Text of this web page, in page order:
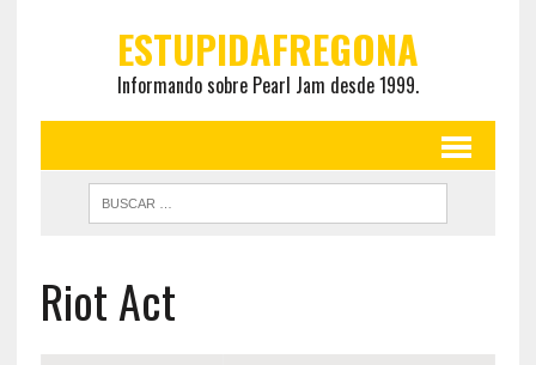
ESTUPIDAFREGONA
Informando sobre Pearl Jam desde 1999.
Riot Act